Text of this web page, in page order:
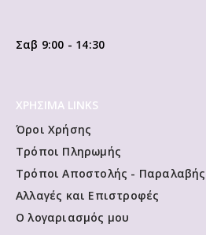
Σαβ 9:00 - 14:30
ΧΡΗΣΙΜΑ LINKS
Όροι Χρήσης
Τρόποι Πληρωμής
Τρόποι Αποστολής - Παραλαβής
Αλλαγές και Επιστροφές
Ο λογαριασμός μου